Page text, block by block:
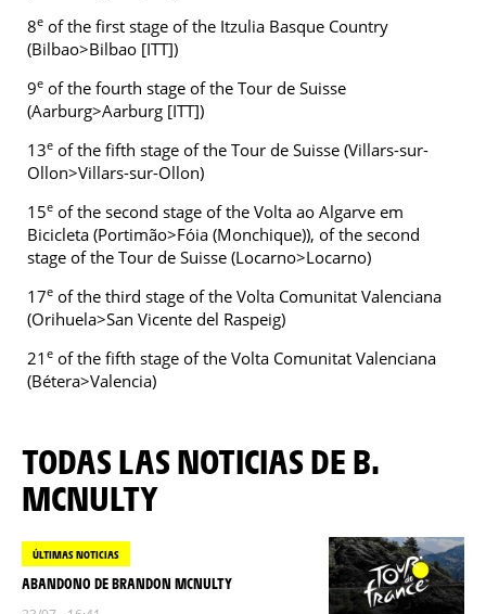
8e of the first stage of the Itzulia Basque Country
(Bilbao>Bilbao [ITT])
9e of the fourth stage of the Tour de Suisse
(Aarburg>Aarburg [ITT])
13e of the fifth stage of the Tour de Suisse (Villars-sur-
Ollon>Villars-sur-Ollon)
15e of the second stage of the Volta ao Algarve em
Bicicleta (Portimão>Fóia (Monchique)), of the second
stage of the Tour de Suisse (Locarno>Locarno)
17e of the third stage of the Volta Comunitat Valenciana
(Orihuela>San Vicente del Raspeig)
21 e of the fifth stage of the Volta Comunitat Valenciana
(Bétera>Valencia)
TODAS LAS NOTICIAS DE B.
MCNULTY
ÚLTIMAS NOTICIAS
ABANDONO DE BRANDON MCNULTY